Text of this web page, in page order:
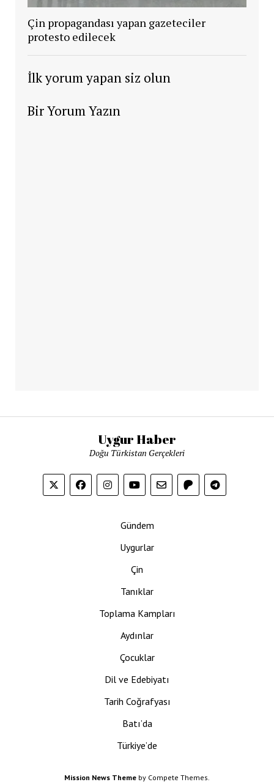
Çin propagandası yapan gazeteciler
protesto edilecek
İlk yorum yapan siz olun
Bir Yorum Yazın
Uygur Haber
Doğu Türkistan Gerçekleri
Gündem
Uygurlar
Çin
Tanıklar
Toplama Kampları
Aydınlar
Çocuklar
Dil ve Edebiyatı
Tarih Coğrafyası
Batı’da
Türkiye’de
Mission News Theme by Compete Themes.